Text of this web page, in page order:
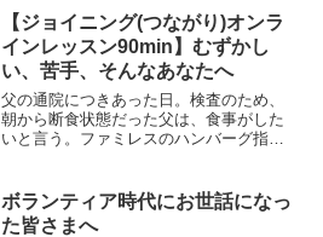
【ジョイニング(つながり)オンラ
インレッスン90min】むずかし
い、苦手、そんなあなたへ
父の通院につきあった日。検査のため、
朝から断食状態だった父は、食事がした
いと言う。ファミレスのハンバーグ指定
と思い、私はサラダとドリンクを注文。
父は、ハンバーグを待つ間...
ボランティア時代にお世話になっ
た皆さまへ